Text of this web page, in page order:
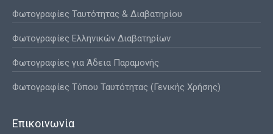
Φωτογραφίες Ταυτότητας & Διαβατηρίου
Φωτογραφίες Ελληνικών Διαβατηρίων
Φωτογραφίες για Άδεια Παραμονής
Φωτογραφίες Τύπου Ταυτότητας (Γενικής Χρήσης)
Επικοινωνία